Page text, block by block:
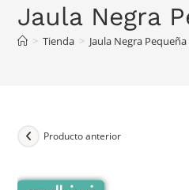
Jaula Negra
> Tienda > Jaula Negra Pequeña
Producto anterior